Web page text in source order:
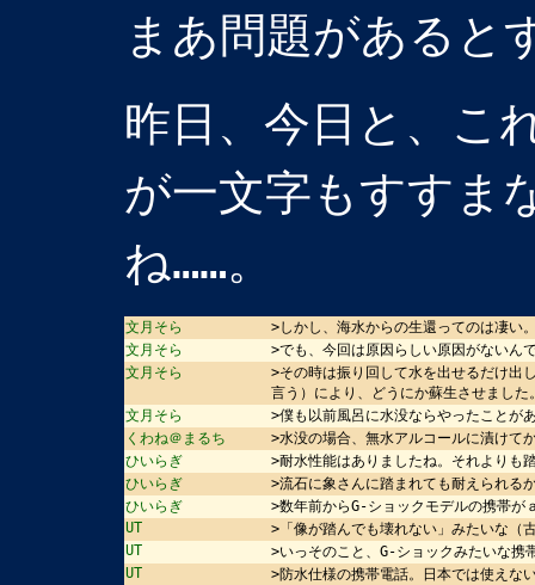
まあ問題があると
昨日、今日と、こ
が一文字もすすま
ね……。
文月そら
>しかし、海水からの生還ってのは凄い
文月そら
>でも、今回は原因らしい原因がないん
文月そら
>その時は振り回して水を出せるだけ出
言う）により、どうにか蘇生させました
文月そら
>僕も以前風呂に水没ならやったことが
くわね＠まるち
>水没の場合、無水アルコールに漬けて
ひいらぎ
>耐水性能はありましたね。それよりも
ひいらぎ
>流石に象さんに踏まれても耐えられる
ひいらぎ
>数年前からG-ショックモデルの携帯が
UT
>「像が踏んでも壊れない」みたいな（
UT
>いっそのこと、G-ショックみたいな携
UT
>防水仕様の携帯電話。日本では使えな